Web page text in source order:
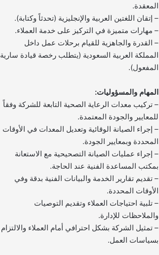
المعقدة.
– إتقان اللغتين العربية والإنجليزية (تحدثاً وكتابة).
– مهارات متميزة في التركيز على خدمة العملاء.
– القدرة والجاهزية للقيام برحلات عمل داخل
المملكة العربية السعودية (يتطلب رخصة قيادة سارية
المفعول).
المهام والمسؤوليات:
– تركيب معدات الرعاية الصحية التابعة للشركة وفقاً
للمعايير والجودة المعتمدة.
– إجراء الصيانة الوقائية وتعديل المعدات في الأوقات
المحددة وبمعايير الجودة.
– إجراء عمليات الصيانة التصحيحية مع الاستعانة
بمكتب المساعدة الفنية عند الحاجة.
– تقديم تقارير الخدمة والبيانات الفنية بدقة وفي
الأوقات المحددة.
– تلبية احتياجات العملاء وتقديم التوصيات
والملاحظات للإدارة.
– تمثيل الشركة بشكل احترافي أمام العملاء والالتزام
بسياسات العمل.